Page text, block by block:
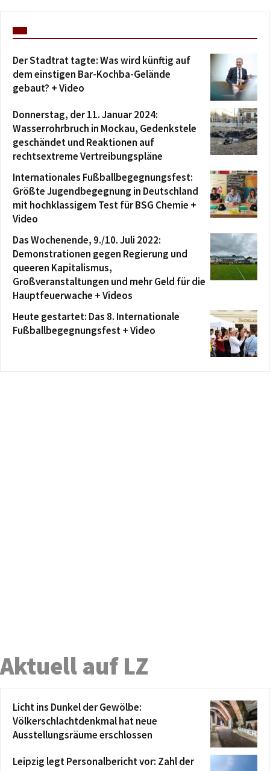
Der Stadtrat tagte: Was wird künftig auf
dem einstigen Bar-Kochba-Gelände
gebaut? + Video
Donnerstag, der 11. Januar 2024:
Wasserrohrbruch in Mockau, Gedenkstele
geschändet und Reaktionen auf
rechtsextreme Vertreibungspläne
Internationales Fußballbegegnungsfest:
Größte Jugendbegegnung in Deutschland
mit hochklassigem Test für BSG Chemie +
Video
Das Wochenende, 9./10. Juli 2022:
Demonstrationen gegen Regierung und
queeren Kapitalismus,
Großveranstaltungen und mehr Geld für die
Hauptfeuerwache + Videos
Heute gestartet: Das 8. Internationale
Fußballbegegnungsfest + Video
Aktuell auf LZ
Licht ins Dunkel der Gewölbe:
Völkerschlachtdenkmal hat neue
Ausstellungsräume erschlossen
Leipzig legt Personalbericht vor: Zahl der